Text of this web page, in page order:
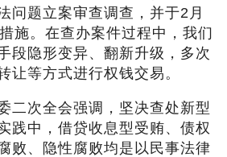
问题立案审查调查，并于2月
施。在查办案件过程中，我们
段隐形变异、翻新升级，多次
让等方式进行权钱交易。
次全会强调，坚决查处新型
践中，借贷收息型受贿、债权
败、隐性腐败均是以民事法律